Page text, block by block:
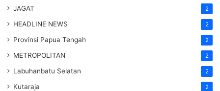
JAGAT 2
HEADLINE NEWS 2
Provinsi Papua Tengah 2
METROPOLITAN 2
Labuhanbatu Selatan 2
Kutaraja 2